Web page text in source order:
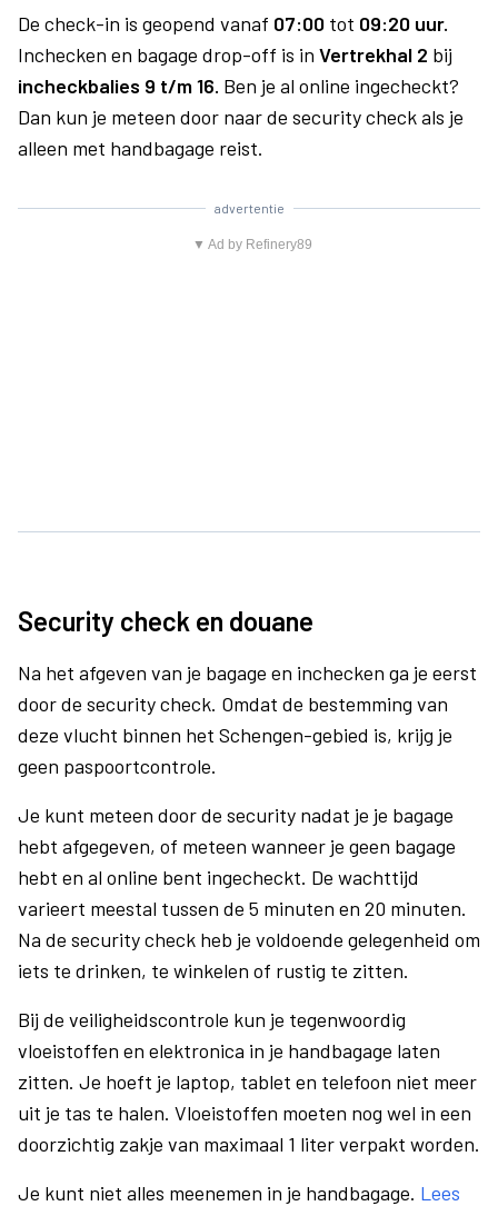
De check-in is geopend vanaf 07:00 tot 09:20 uur.
Inchecken en bagage drop-off is in Vertrekhal 2 bij
incheckbalies 9 t/m 16. Ben je al online ingecheckt?
Dan kun je meteen door naar de security check als je
alleen met handbagage reist.
advertentie
▼ Ad by Refinery89
Security check en douane
Na het afgeven van je bagage en inchecken ga je eerst
door de security check. Omdat de bestemming van
deze vlucht binnen het Schengen-gebied is, krijg je
geen paspoortcontrole.
Je kunt meteen door de security nadat je je bagage
hebt afgegeven, of meteen wanneer je geen bagage
hebt en al online bent ingecheckt. De wachttijd
varieert meestal tussen de 5 minuten en 20 minuten.
Na de security check heb je voldoende gelegenheid om
iets te drinken, te winkelen of rustig te zitten.
Bij de veiligheidscontrole kun je tegenwoordig
vloeistoffen en elektronica in je handbagage laten
zitten. Je hoeft je laptop, tablet en telefoon niet meer
uit je tas te halen. Vloeistoffen moeten nog wel in een
doorzichtig zakje van maximaal 1 liter verpakt worden.
Je kunt niet alles meenemen in je handbagage. Lees